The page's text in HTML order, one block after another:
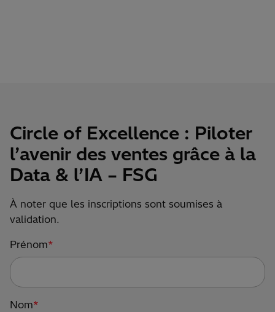
Circle of Excellence : Piloter
l’avenir des ventes grâce à la
Data & l’IA – FSG
À noter que les inscriptions sont soumises à
validation.
Prénom*
Nom*